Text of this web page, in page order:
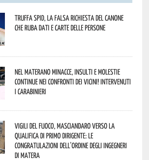
Truffa Spid, la falsa richiesta del canone
che ruba dati e carte delle persone
Nel materano minacce, insulti e molestie
continue nei confronti dei vicini! Intervenuti
i Carabinieri
Vigili del Fuoco, Masciandaro verso la
qualifica di Primo Dirigente: le
congratulazioni dell’Ordine degli Ingegneri
di Matera